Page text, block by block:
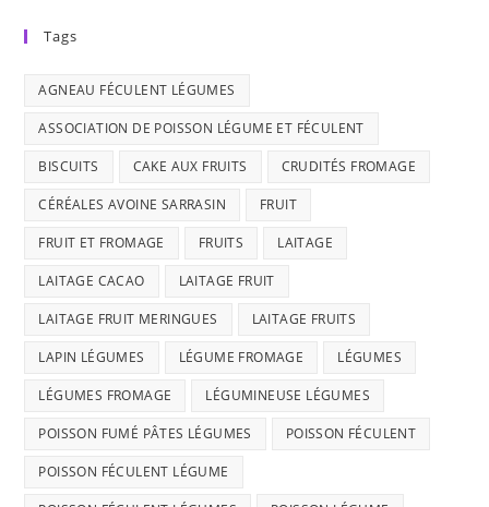
Tags
AGNEAU FÉCULENT LÉGUMES
ASSOCIATION DE POISSON LÉGUME ET FÉCULENT
BISCUITS CAKE AUX FRUITS CRUDITÉS FROMAGE
CÉRÉALES AVOINE SARRASIN FRUIT
FRUIT ET FROMAGE FRUITS LAITAGE
LAITAGE CACAO LAITAGE FRUIT
LAITAGE FRUIT MERINGUES LAITAGE FRUITS
LAPIN LÉGUMES LÉGUME FROMAGE LÉGUMES
LÉGUMES FROMAGE LÉGUMINEUSE LÉGUMES
POISSON FUMÉ PÂTES LÉGUMES POISSON FÉCULENT
POISSON FÉCULENT LÉGUME